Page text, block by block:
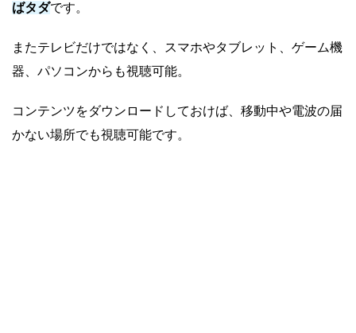
ばタダです。
またテレビだけではなく、スマホやタブレット、ゲーム機
器、パソコンからも視聴可能。
コンテンツをダウンロードしておけば、移動中や電波の届
かない場所でも視聴可能です。